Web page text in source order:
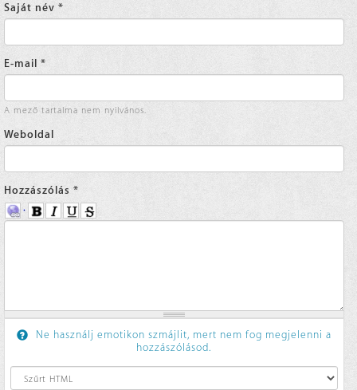
Saját név *
E-mail *
A mező tartalma nem nyilvános.
Weboldal
Hozzászólás *
Ne használj emotikon szmájlit, mert nem fog megjelenni a
hozzászólásod.